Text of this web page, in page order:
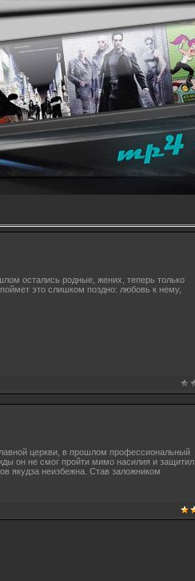
остались родные, жених, теперь только
это слишком поздно: любовь к нему,
церкви, в прошлом профессиональный
он не смог пройти мимо насилия и защитил
якудза неизбежна. Став заложником